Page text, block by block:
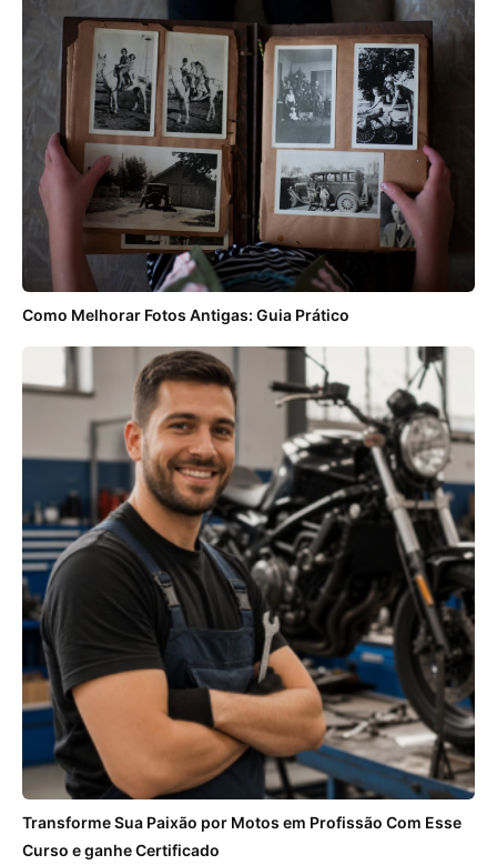
Como Melhorar Fotos Antigas: Guia Prático
Transforme Sua Paixão por Motos em Profissão Com Esse
Curso e ganhe Certificado